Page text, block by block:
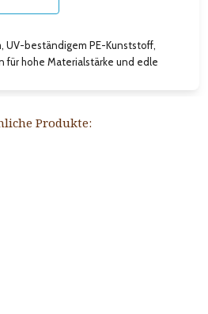
UV-beständigem PE-Kunststoff,
für hohe Materialstärke und edle
Produkte: